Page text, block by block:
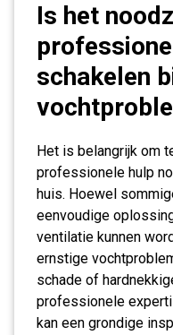
Is het
schakelen
Het is belangrijk om
professionele hulp
huis. Hoewel
eenvoudige
ventilatie kunnen
ernstige
schade of
professionele
kan een grondige